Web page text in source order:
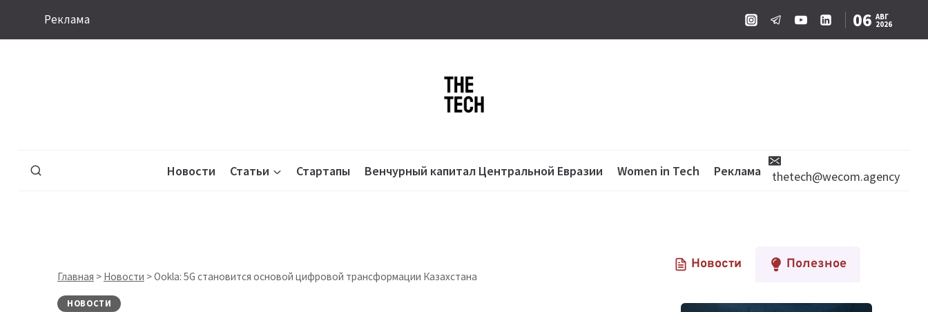
Реклама 06 АВГ
2026
Новости Статьи Стартапы Венчурный капитал Центральной Евразии Women in Tech Реклама thetech@wecom.agency
Главная > Новости >Ookla: 5G становится основой цифровой трансформации Казахстана
НОВОСТИ
Новости Полезное